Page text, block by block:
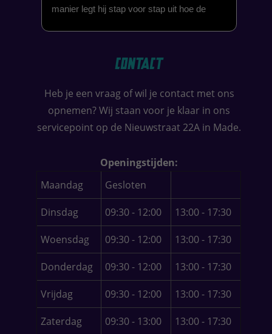
manier legt hij stap voor stap uit hoe de
Contact
Heb je een vraag of wil je contact met ons
opnemen? Wij staan voor je klaar in ons
servicepoint op de Nieuwstraat 22A in Made.
Openingstijden:
Maandag
Gesloten
Dinsdag 09:30 - 12:00 13:00 - 17:30
Woensdag 09:30 - 12:00 13:00 - 17:30
Donderdag 09:30 - 12:00 13:00 - 17:30
Vrijdag 09:30 - 12:00 13:00 - 17:30
Zaterdag 09:30 - 13:00 13:00 - 17:30